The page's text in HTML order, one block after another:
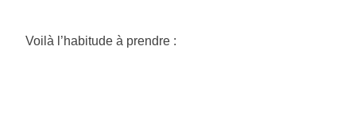
Voilà l’habitude à prendre :